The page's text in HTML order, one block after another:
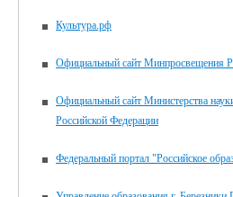
Культура.рф
Официальный сайт Минпросвещения
Официальный сайт Министерства
Российской Федерации
Федеральный портал "Российское